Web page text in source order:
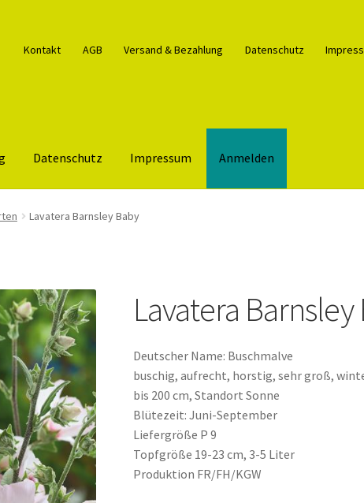
Kontakt AGB Versand & Bezahlung Datenschutz
Datenschutz Impressum Anmelden
Kontakt Shop Über unsVersand & Bezahlung
Lavatera Barnsley Baby
Lavatera Barnsley
Deutscher Name: Buschmalve
buschig, aufrecht, horstig, sehr groß,
bis 200 cm, Standort Sonne
Blütezeit: Juni-September
Liefergröße P 9
Topfgröße 19-23 cm, 3-5 Liter
Produktion FR/FH/KGW